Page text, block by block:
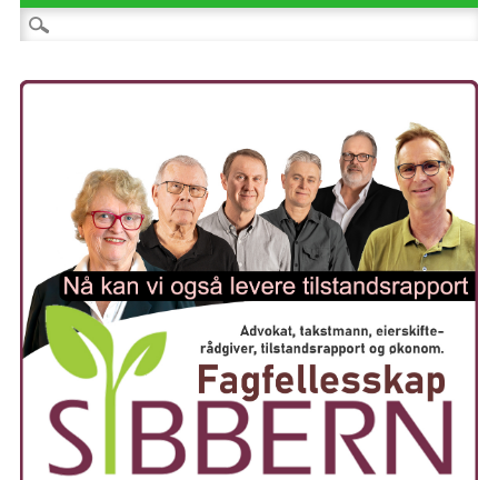
Søk etter: